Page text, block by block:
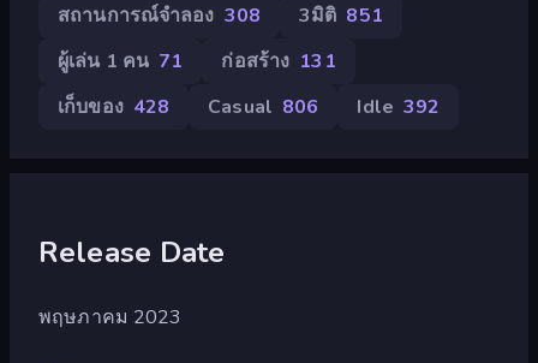
สถานการณ์จำลอง 308 3มิติ 851
ผู้เล่น 1 คน 71 ก่อสร้าง 131
เก็บของ 428 Casual 806 Idle 392
Release Date
พฤษภาคม 2023